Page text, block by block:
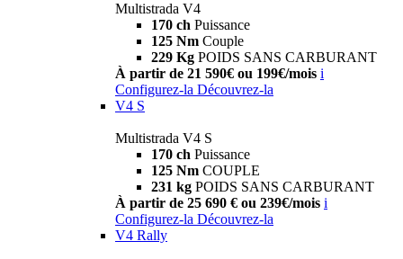
Multistrada V4
170 ch Puissance
125 Nm Couple
229 Kg POIDS SANS CARBURANT
À partir de 21 590€ ou 199€/mois i
Configurez-la Découvrez-la
V4 S
Multistrada V4 S
170 ch Puissance
125 Nm COUPLE
231 kg POIDS SANS CARBURANT
À partir de 25 690 € ou 239€/mois i
Configurez-la Découvrez-la
V4 Rally